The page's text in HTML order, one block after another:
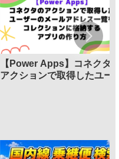
【Power Apps】コネクタ
アクションで取得したユー